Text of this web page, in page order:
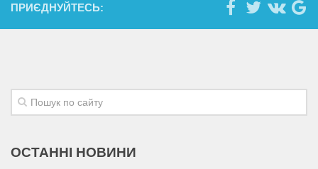
ПРИЄДНУЙТЕСЬ:
ОСТАННІ НОВИНИ